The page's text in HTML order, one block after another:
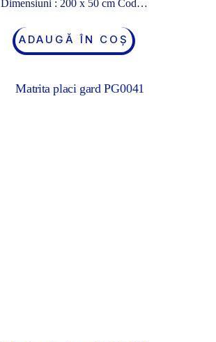
Dimensiuni : 200 x 50 cm Cod…
ADAUGĂ ÎN COȘ